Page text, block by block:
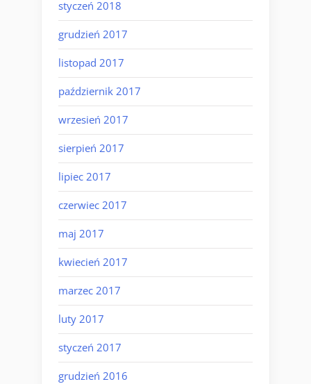
styczeń 2018
grudzień 2017
listopad 2017
październik 2017
wrzesień 2017
sierpień 2017
lipiec 2017
czerwiec 2017
maj 2017
kwiecień 2017
marzec 2017
luty 2017
styczeń 2017
grudzień 2016